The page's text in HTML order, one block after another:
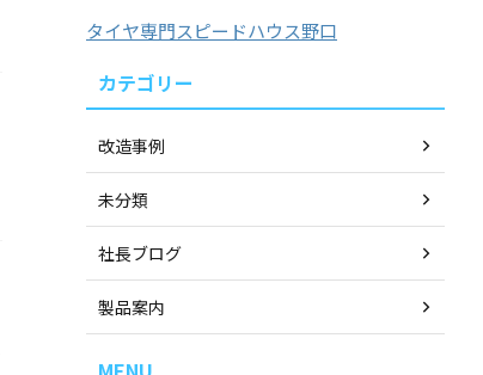
タイヤ専門スピードハウス野口
カテゴリー
改造事例
未分類
社長ブログ
製品案内